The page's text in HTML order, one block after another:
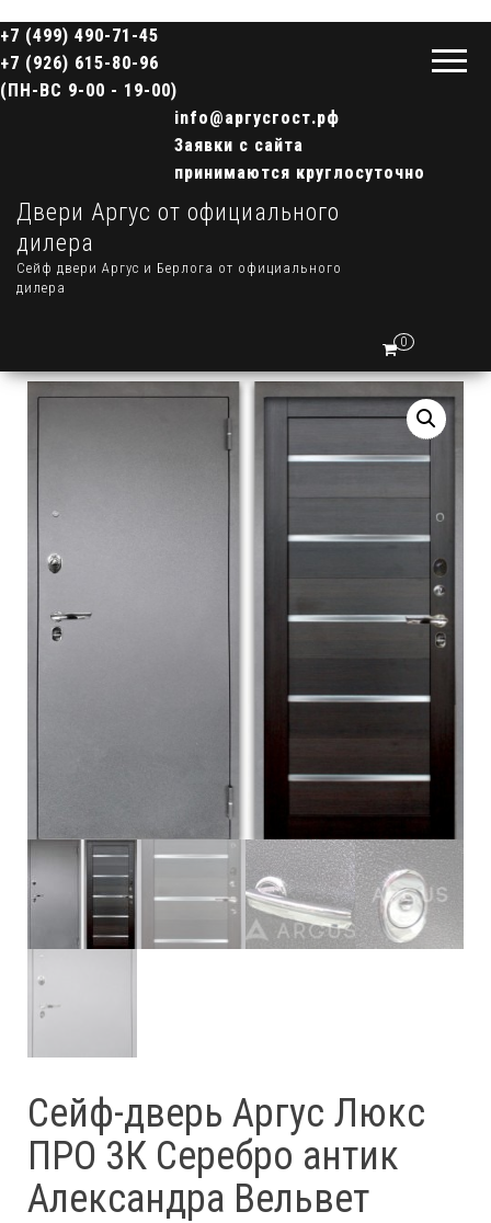
+7 (499) 490-71-45
+7 (926) 615-80-96
(ПН-ВС 9-00 - 19-00)
info@аргусгост.рф
Заявки с сайта
принимаются круглосуточно
Двери Аргус от официального
дилера
Сейф двери Аргус и Берлога от официального
дилера
0
Сейф-дверь Аргус Люкс
ПРО 3К Серебро антик
Александра Вельвет